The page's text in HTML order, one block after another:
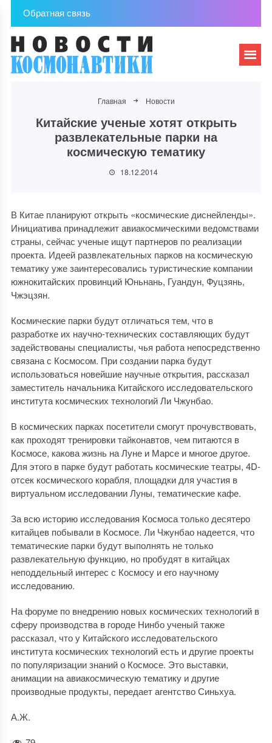
Обратная связь
Главная Новости
Китайские ученые хотят открыть
развлекательные парки на
космическую тематику
18.12.2014
В Китае планируют открыть «космические диснейленды».
Инициатива принадлежит авиакосмическими ведомствами
страны, сейчас ученые ищут партнеров по реализации
проекта. Идеей развлекательных парков на космическую
тематику уже заинтересовались туристические компании
южнокитайских провинций Юньнань, Гуандун, Фуцзянь,
Чжэцзян.
Космические парки будут отличаться тем, что в
разработке их научно-технических составляющих будут
задействованы специалисты, чья работа непосредственно
связана с Космосом. При создании парка будут
использоваться новейшие научные открытия, рассказал
заместитель начальника Китайского исследовательского
института космических технологий Ли Чжунбао.
В космических парках посетители смогут прочувствовать,
как проходят тренировки тайконавтов, чем питаются в
Космосе, какова жизнь на Луне и Марсе и многое другое.
Для этого в парке будут работать космические театры, 4D-
отсек космического корабля, площадки для участия в
виртуальном исследовании Луны, тематические кафе.
За всю историю исследования Космоса только десятеро
китайцев побывали в Космосе. Ли Чжунбао надеется, что
тематические парки будут выполнять не только
развлекательную функцию, но пробудят в китайцах
неподдельный интерес с Космосу и его научному
исследованию.
На форуме по внедрению новых космических технологий в
сферу производства в городе Нинбо ученый также
рассказал, что у Китайского исследовательского
института космических технологий есть и другие проекты
по популяризации знаний о Космосе. Это выставки,
анимации на авиакосмическую тематику и другие
производные продукты, передает агентство Синьхуа.
А.Ж.